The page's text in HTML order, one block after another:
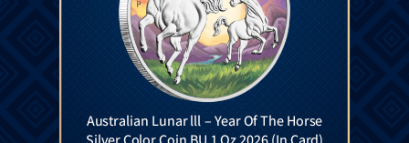
Australian Lunar lll – Year Of The Horse